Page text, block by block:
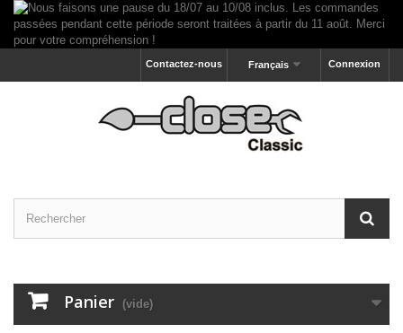
Connexion
Français
Contactez-nous
Panier (vide)